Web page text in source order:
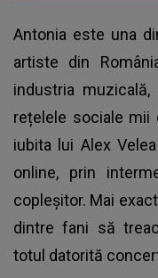
Antonia este una
artiste din
industria
rețelele sociale mii
iubita lui Alex
online, prin
copleșitor. Mai
dintre fani să
totul datorită